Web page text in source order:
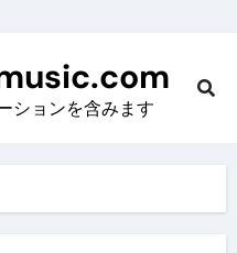
ションを含みます